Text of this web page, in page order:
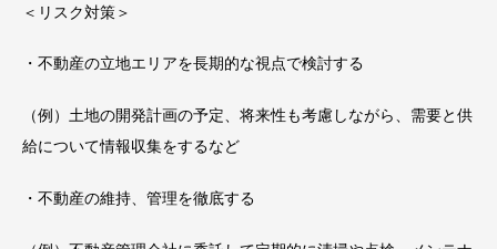
＜リスク対策＞
・不動産の立地エリアを長期的な視点で検討する
（例）土地の開発計画の予定、将来性も考慮しながら、需要と供
給について情報収集をするなど
・不動産の維持、管理を徹底する